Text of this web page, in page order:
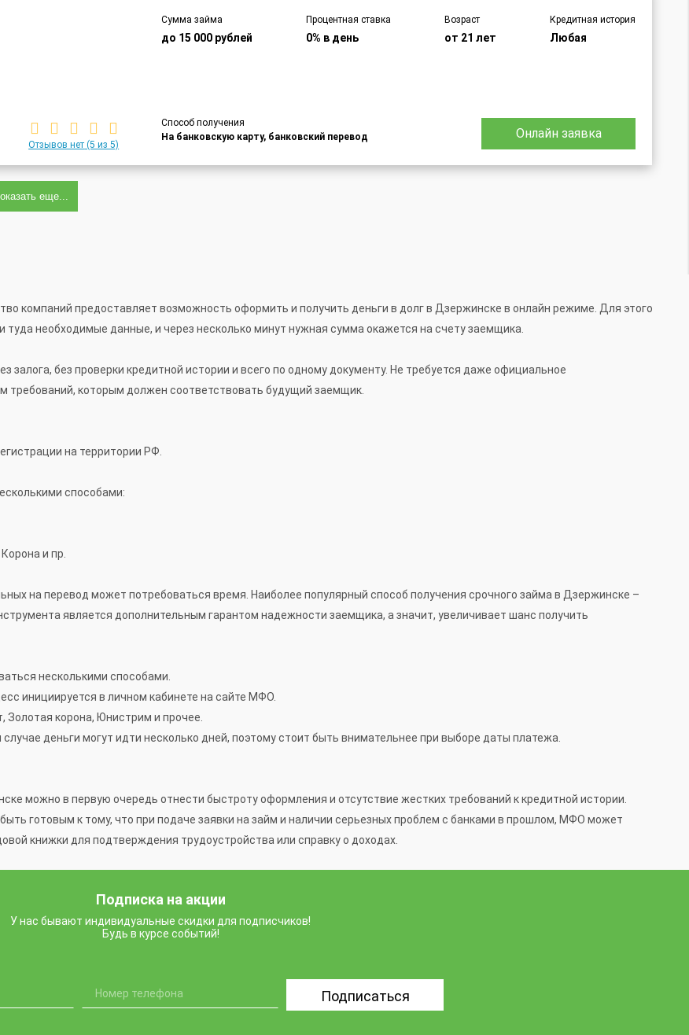
Отзывов нет (5 из 5)
Сумма займа
до 15 000 рублей
Процентная ставка
0% в день
Возраст
от 21 лет
Кредитная история
Любая
Способ получения
На банковскую карту, банковский перевод
Онлайн заявка
еще...
компаний предоставляет возможность оформить и получить деньги в долг в Дзержинске в онлайн режиме. Для этого
необходимые данные, и через несколько минут нужная сумма окажется на счету заемщика.
залога, без проверки кредитной истории и всего по одному документу. Не требуется даже официальное
которым должен соответствовать будущий заемщик.
на территории РФ.
способами:
и пр.
на перевод может потребоваться время. Наиболее популярный способ получения срочного займа в Дзержинске –
является дополнительным гарантом надежности заемщика, а значит, увеличивает шанс получить
несколькими способами.
инициируется в личном кабинете на сайте МФО.
Золотая корона, Юнистрим и прочее.
деньги могут идти несколько дней, поэтому стоит быть внимательнее при выборе даты платежа.
можно в первую очередь отнести быстроту оформления и отсутствие жестких требований к кредитной истории.
готовым к тому, что при подаче заявки на займ и наличии серьезных проблем с банками в прошлом, МФО может
книжки для подтверждения трудоустройства или справку о доходах.
Подписка на акции
У нас бывают индивидуальные скидки для подписчиков!
Будь в курсе событий!
Подписаться